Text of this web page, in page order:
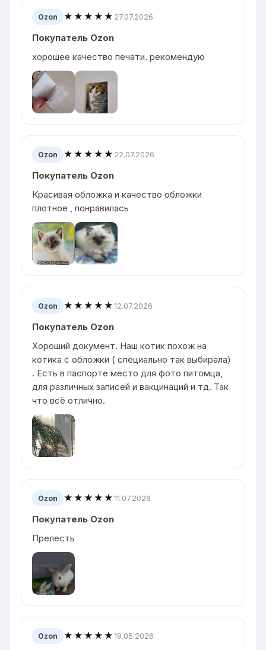
Ozon ★★★★★ 27.07.2026
Покупатель Ozon
хорошее качество печати. рекомендую
Ozon ★★★★★ 22.07.2026
Покупатель Ozon
Красивая обложка и качество обложки
плотное , понравилась
Ozon ★★★★★12.07.2026
Покупатель Ozon
Хороший документ. Наш котик похож на
котика с обложки ( специально так выбирала)
. Есть в паспорте место для фото питомца,
для различных записей и вакцинаций и тд. Так
что всё отлично.
Ozon ★★★★★11.07.2026
Покупатель Ozon
Прелесть
Ozon ★★★★★19.05.2026